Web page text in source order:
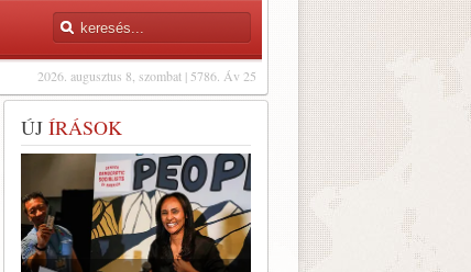
2026. augusztus 8, szombat | 5786. Áv 25
ÚJ ÍRÁSOK